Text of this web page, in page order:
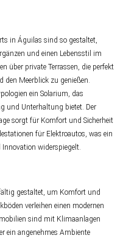
in Águilas sind so gestaltet,
und einen Lebensstil im
über private Terrassen, die perfekt
Meerblick zu genießen.
ein Solarium, das
und Unterhaltung bietet. Der
sorgt für Komfort und Sicherheit
für Elektroautos, was ein
widerspiegelt.
gestaltet, um Komfort und
verleihen einen modernen
sind mit Klimaanlagen
ein angenehmes Ambiente